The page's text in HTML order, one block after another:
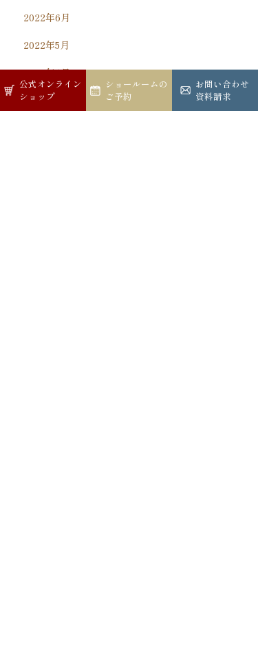
公式オンライン
ショップ
ショールームの
ご予約
お問い合わせ
資料請求
公式オンライン
ショップ
ショールームの
ご予約
お問い合わせ
資料請求
2022年6月
2022年5月
2022年4月